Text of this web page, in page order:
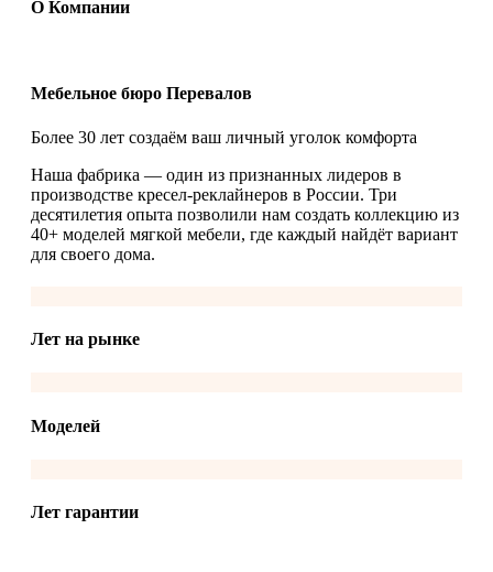
О Компании
Мебельное бюро Перевалов
Более 30 лет создаём ваш личный уголок комфорта
Наша фабрика — один из признанных лидеров в
производстве кресел-реклайнеров в России. Три
десятилетия опыта позволили нам создать коллекцию из
40+ моделей мягкой мебели, где каждый найдёт вариант
для своего дома.
Лет на рынке
Моделей
Лет гарантии